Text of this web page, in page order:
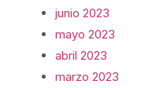
junio 2023
mayo 2023
abril 2023
marzo 2023